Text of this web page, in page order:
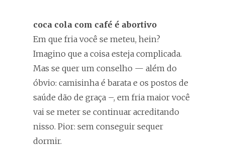
coca cola com café é abortivo
Em que fria você se meteu, hein?
Imagino que a coisa esteja complicada.
Mas se quer um conselho — além do
óbvio: camisinha é barata e os postos de
saúde dão de graça –, em fria maior você
vai se meter se continuar acreditando
nisso. Pior: sem conseguir sequer
dormir.